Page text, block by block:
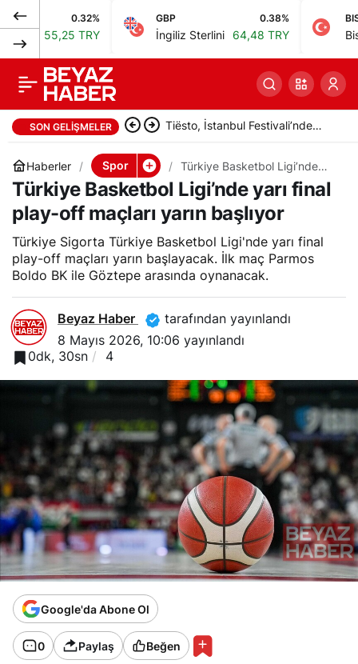
0.32%
TRY
GBP
İngiliz Sterlini 64,48 TRY
BIST
Bist 100
SON GELIŞMELER Belgrad Ormanı’nda çevre
Haberler Spor
Türkiye Basketbol Ligi’nde
yarı final play-off maçları
yarın başlıyor
Türkiye Basketbol Ligi’nde yarı final
play-off maçları yarın başlıyor
Türkiye Sigorta Türkiye Basketbol Ligi'nde yarı final
play-off maçları yarın başlayacak. İlk maç Parmos
Boldo BK ile Göztepe arasında oynanacak.
Beyaz Haber
tarafından yayınlandı
8 Mayıs 2026, 10:06 yayınlandı
0dk, 30sn
4
Google'da Abone Ol
0 Paylaş Beğen
Beşiktaş,
Trabzonspor’u yarın iç
sahada ağırlayacak
0 Paylaş